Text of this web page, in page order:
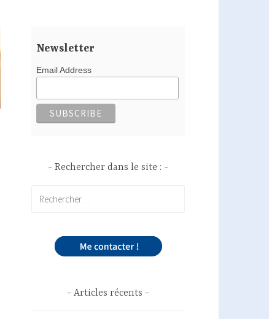
Newsletter
Email Address
Rechercher dans le site :
Articles récents